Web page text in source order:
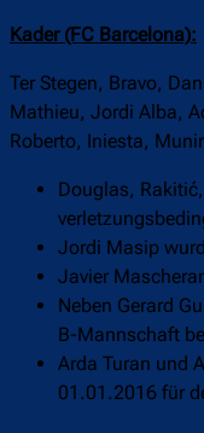
Kader (FC Barcelona):
Ter Stegen, Bravo,
Mathieu, Jordi Alba,
Roberto, Iniesta,
Douglas,
Jordi Masip
Javier
Neben Gerard
B-Mannschaft
Arda Turan und
01.01.2016 für